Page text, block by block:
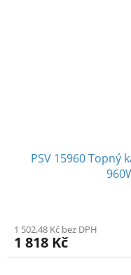
PSV 15960 Topný
1 502,48 Kč bez DPH
1 818 Kč